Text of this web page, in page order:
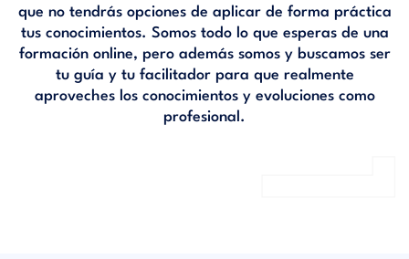
que no tendrás opciones de aplicar de forma práctica
tus conocimientos. Somos todo lo que esperas de una
formación online, pero además somos y buscamos ser
tu guía y tu facilitador para que realmente
aproveches los conocimientos y evoluciones como
profesional.